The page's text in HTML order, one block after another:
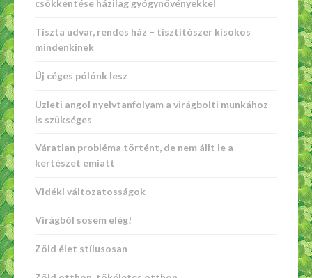
csökkentése házilag gyógynövényekkel
Tiszta udvar, rendes ház – tisztítószer kisokos
mindenkinek
Új céges pólónk lesz
Üzleti angol nyelvtanfolyam a virágbolti munkához
is szükséges
Váratlan probléma történt, de nem állt le a
kertészet emiatt
Vidéki változatosságok
Virágból sosem elég!
Zöld élet stílusosan